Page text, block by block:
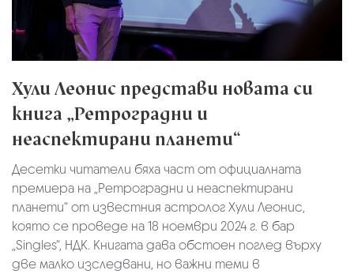
Хули Леонис представи новата си
книга „Ретроградни и
неаспектирани планети“
Десетки читатели бяха част от официалната
премиера на „Ретроградни и неаспектирани
планети“ от известния астролог Хули Леонис,
която се проведе на 18 ноември 2024 г. в бар
„Singles“, НДК. Книгата дава обстоен поглед върху
две малко изследвани, но важни теми в